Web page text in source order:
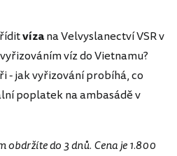
vízana Velvyslanectví VSR v
víz do Vietnamu?
- jak vyřizování probíhá, co
poplatek na ambasádě v
obdržíte do 3 dnů. Cena je 1.800